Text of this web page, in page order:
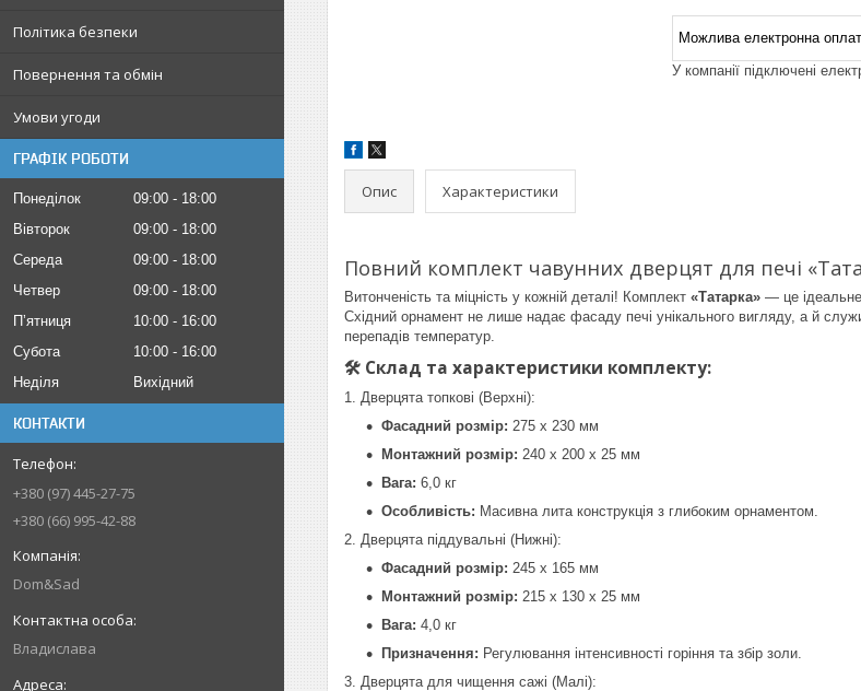
Політика безпеки
Повернення та обмін
Умови угоди
ГРАФІК РОБОТИ
Понеділок 09:00
18:00
Вівторок
09:00
18:00
Середа
09:00
18:00
Четвер
09:00
18:00
Пʼятниця
10:00
16:00
Субота
10:00
16:00
Неділя
Вихідний
КОНТАКТИ
+380 (97) 445-27-75
+380 (66) 995-42-88
Dom&Sad
Владислава
У компанії підключені
Опис Характеристики
Повний комплект чавунних дверцят для печі
Витонченість та міцність у кожній деталі! Комплект «Татарка» — це ідеальне
Східний орнамент не лише надає фасаду печі унікального вигляду, а й
перепадів температур.
🛠 Склад та характеристики комплекту:
1. Дверцята топкові (Верхні):
Фасадний розмір: 275 х 230 мм
Монтажний розмір: 240 х 200 х 25 мм
Вага: 6,0 кг
Особливість: Масивна лита конструкція з глибоким орнаментом.
2. Дверцята піддувальні (Нижні):
Фасадний розмір: 245 х 165 мм
Монтажний розмір: 215 х 130 х 25 мм
Вага: 4,0 кг
Призначення: Регулювання інтенсивності горіння та збір золи.
3. Дверцята для чищення сажі (Малі):